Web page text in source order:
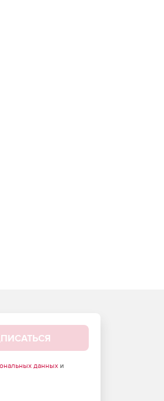
данныхи